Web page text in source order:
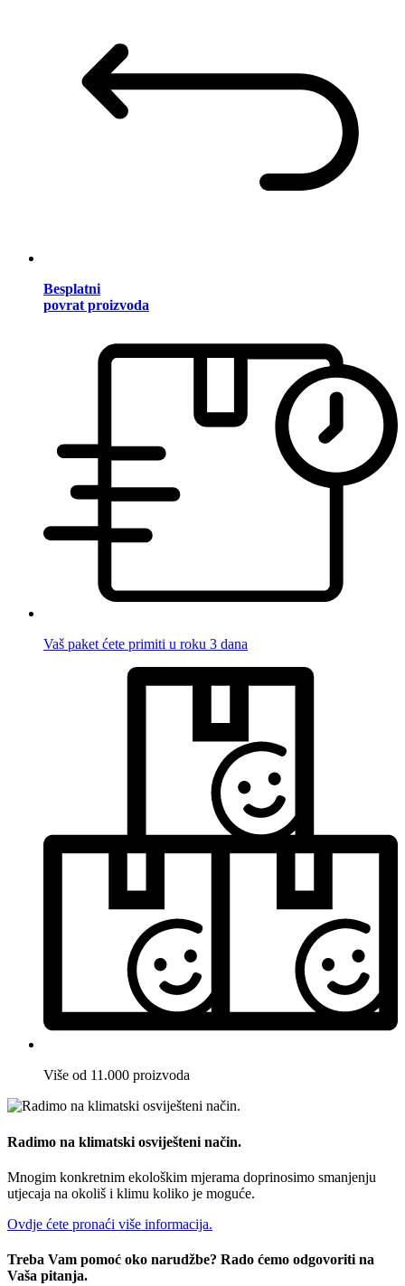
Besplatni
povrat proizvoda
Vaš paket ćete primiti u roku 3 dana
Više od 11.000 proizvoda
Radimo na klimatski osviješteni način.
Mnogim konkretnim ekološkim mjerama doprinosimo smanjenju
utjecaja na okoliš i klimu koliko je moguće.
Ovdje ćete pronaći više informacija.
Treba Vam pomoć oko narudžbe? Rado ćemo odgovoriti na
Vaša pitanja.